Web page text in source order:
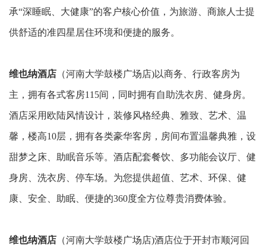
承“深睡眠、大健康”的客户核心价值，为旅游、商旅人士提
供舒适的准四星居住环境和便捷的服务。
维也纳酒店 （河南大学鼓楼广场店)以商务、行政客房为
主，拥有各式客房115间，同时拥有自助洗衣房、健身房。
酒店采用欧陆风情设计，装修风格经典、雅致、艺术、温
馨，楼高10层，拥有各类豪华客房，房间布置温馨典雅，设
甜梦之床、助眠音乐等。酒店配套餐饮、多功能会议厅、健
身房、洗衣房、停车场。为您提供超值、艺术、环保、健
康、安全、助眠、便捷的360度全方位尊贵消费体验。
维也纳酒店 （河南大学鼓楼广场店)酒店位于开封市顺河回